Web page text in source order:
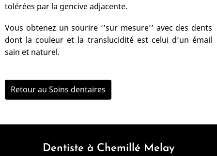
tolérées par la gencive adjacente.
Vous obtenez un sourire ‘’sur mesure’’ avec des dents
dont la couleur et la translucidité est celui d’un émail
sain et naturel.
Retour au Soins dentaires
Dentiste à Chemillé Melay